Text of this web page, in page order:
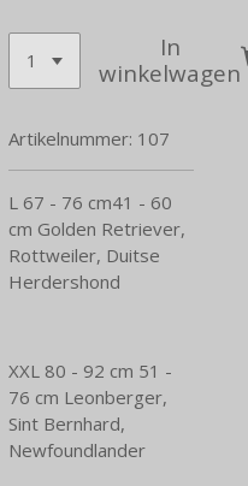
In
winkelwagen
Artikelnummer: 107
L 67 - 76 cm41 - 60
cm Golden Retriever,
Rottweiler, Duitse
Herdershond
XXL 80 - 92 cm 51 -
76 cm Leonberger,
Sint Bernhard,
Newfoundlander